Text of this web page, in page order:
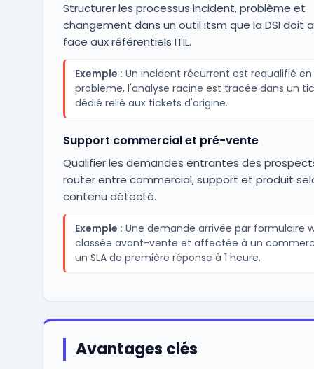
Structurer les processus incident, problème et
changement dans un outil itsm que la DSI doit
face aux référentiels ITIL.
Exemple : Un incident récurrent est requalifié en
problème, l'analyse racine est tracée dans un
dédié relié aux tickets d'origine.
Support commercial et pré-vente
Qualifier les demandes entrantes des
router entre commercial, support et produit
contenu détecté.
Exemple : Une demande arrivée par formulaire
classée avant-vente et affectée à un
un SLA de première réponse à 1 heure.
Avantages clés